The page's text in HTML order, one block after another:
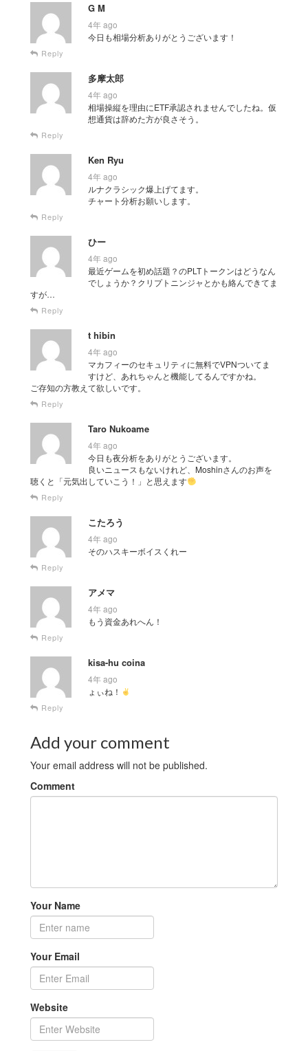
G M
4年 ago
今日も相場分析ありがとうございます！
Reply
多摩太郎
4年 ago
相場操縦を理由にETF承認されませんでしたね。仮
想通貨は辞めた方が良さそう。
Reply
Ken Ryu
4年 ago
ルナクラシック爆上げてます。
チャート分析お願いします。
Reply
ひー
4年 ago
最近ゲームを初め話題？のPLTトークンはどうなん
でしょうか？クリプトニンジャとかも絡んできてま
すが…
Reply
t hibin
4年 ago
マカフィーのセキュリティに無料でVPNついてま
すけど、あれちゃんと機能してるんですかね。
ご存知の方教えて欲しいです。
Reply
Taro Nukoame
4年 ago
今日も夜分析をありがとうございます。
良いニュースもないけれど、Moshinさんのお声を
聴くと「元気出していこう！」と思えます
Reply
こたろう
4年 ago
そのハスキーボイスくれー
Reply
アメマ
4年 ago
もう資金あれへん！
Reply
kisa-hu coina
4年 ago
ょぃね！
Reply
Add your comment
Your email address will not be published.
Comment
Your Name
Your Email
Website